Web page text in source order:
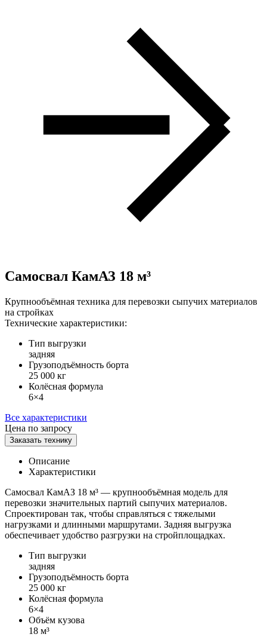
Самосвал КамАЗ 18 м³
Крупнообъёмная техника для перевозки сыпучих материалов
на стройках
Технические характеристики:
Тип выгрузки
задняя
Грузоподъёмность борта
25 000 кг
Колёсная формула
6×4
Все характеристики
Цена по запросу
Заказать технику
Описание
Характеристики
Самосвал КамАЗ 18 м³ — крупнообъёмная модель для
перевозки значительных партий сыпучих материалов.
Спроектирован так, чтобы справляться с тяжелыми
нагрузками и длинными маршрутами. Задняя выгрузка
обеспечивает удобство разгрузки на стройплощадках.
Тип выгрузки
задняя
Грузоподъёмность борта
25 000 кг
Колёсная формула
6×4
Объём кузова
18 м³